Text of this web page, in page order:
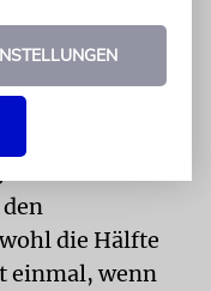
nicht bemerkt
ganz lange
ihre
die Hälfte
einmal, wenn